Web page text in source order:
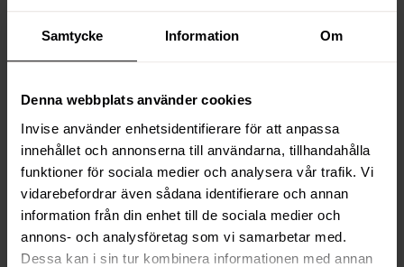
Samtycke Information Om
Denna webbplats använder cookies
Invise använder enhetsidentifierare för att anpassa
innehållet och annonserna till användarna, tillhandahålla
funktioner för sociala medier och analysera vår trafik. Vi
vidarebefordrar även sådana identifierare och annan
information från din enhet till de sociala medier och
annons- och analysföretag som vi samarbetar med.
Dessa kan i sin tur kombinera informationen med annan
Marketing
Hoe een
marketingstrategie
Donald Trump
president maakte
Mar 24, 2022, 4:11:00 PM 5 min read